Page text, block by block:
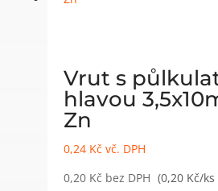
Vrut s
hlavou
Zn
0,24 Kč vč. DPH
0,20 Kč bez DPH (0,20 Kč/ks